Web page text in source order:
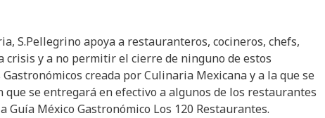
S.Pellegrino apoya a restauranteros, cocineros, chefs,
crisis y a no permitir el cierre de ninguno de estos
creada por Culinaria Mexicana y a la que se
se entregará en efectivo a algunos de los restaurantes
México Gastronómico Los 120 Restaurantes.